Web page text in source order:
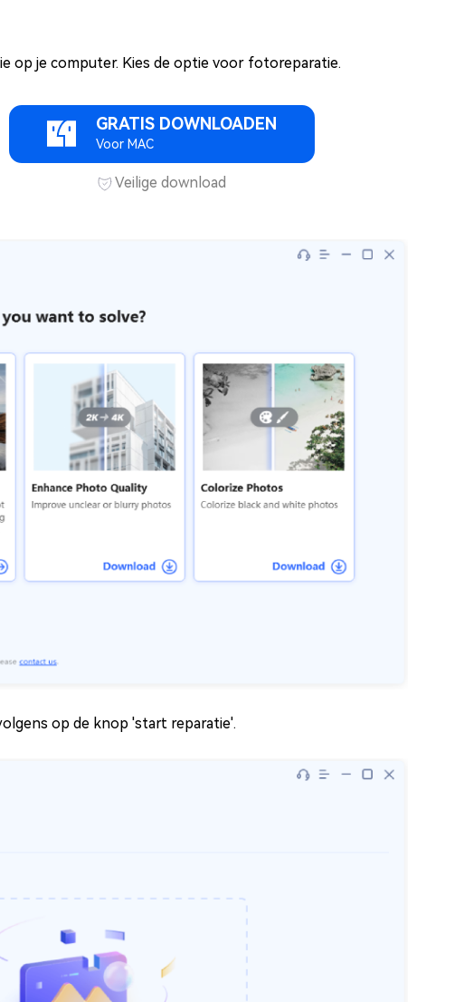
op je computer. Kies de optie voor fotoreparatie.
GRATIS DOWNLOADEN
Voor MAC
Veilige download
op de knop 'start reparatie'.